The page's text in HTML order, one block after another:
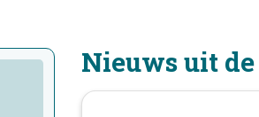
Nieuws uit